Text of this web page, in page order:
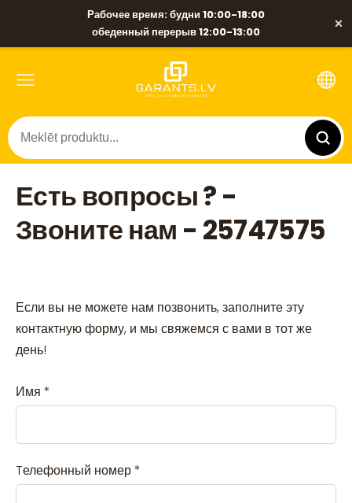
Рабочее время: будни 10:00-18:00
обеденный перерыв 12:00-13:00
×
Есть вопросы ? -
Звоните нам - 25747575
Если вы не можете нам позвонить, заполните эту
контактную форму, и мы свяжемся с вами в тот же
день!
Имя *
Tелефонный номер*